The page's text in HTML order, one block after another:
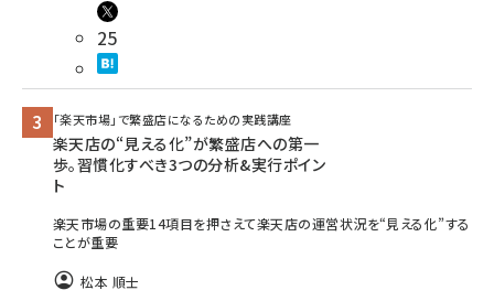
25
「楽天市場」で繁盛店になるための実践講座
楽天店の“見える化”が繁盛店への第一
歩。習慣化すべき3つの分析&実行ポイン
ト
楽天市場の重要14項目を押さえて楽天店の運営状況を“見える化”する
ことが重要
松本 順士